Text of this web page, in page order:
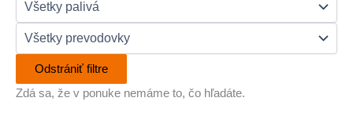
Odstrániť filtre
Zdá sa, že v ponuke nemáme to, čo hľadáte.